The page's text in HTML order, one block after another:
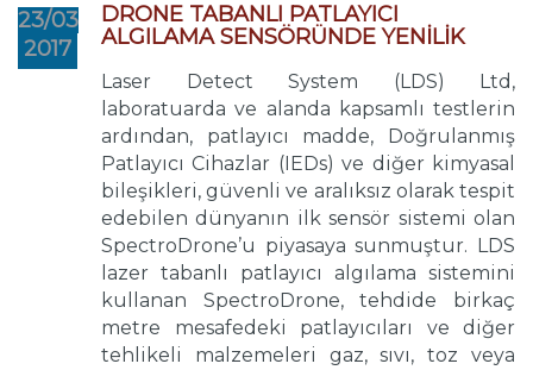
23/03
2017
DRONE TABANLI PATLAYICI
ALGILAMA SENSÖRÜNDE YENİLİK
Laser Detect System (LDS) Ltd,
laboratuarda ve alanda kapsamlı testlerin
ardından, patlayıcı madde, Doğrulanmış
Patlayıcı Cihazlar (IEDs) ve diğer kimyasal
bileşikleri, güvenli ve aralıksız olarak tespit
edebilen dünyanın ilk sensör sistemi olan
SpectroDrone’u piyasaya sunmuştur. LDS
lazer tabanlı patlayıcı algılama sistemini
kullanan SpectroDrone, tehdide birkaç
metre mesafedeki patlayıcıları ve diğer
tehlikeli malzemeleri gaz, sıvı, toz veya